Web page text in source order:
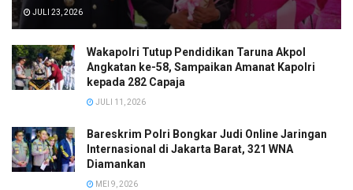
JULI 23, 2026
Wakapolri Tutup Pendidikan Taruna Akpol
Angkatan ke-58, Sampaikan Amanat Kapolri
kepada 282 Capaja
JULI 11, 2026
Bareskrim Polri Bongkar Judi Online Jaringan
Internasional di Jakarta Barat, 321 WNA
Diamankan
MEI 9, 2026